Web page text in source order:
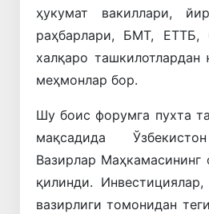
ҳукумат вакиллари,
раҳбарлари, БМТ,
халқаро
меҳмонлар бор.
Шу боис форумга пухта
мақсадида
Вазирлар
қилинди.
вазирлиги томонидан